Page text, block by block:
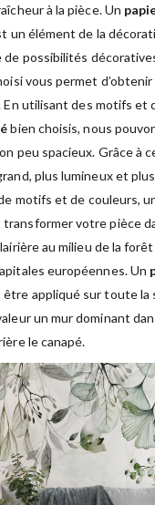
à la pièce. Un
un élément de la
possibilités
vous permet
utilisant des motifs et
bien choisis, nous
peu spacieux. Grâce à
plus lumineux et
motifs et de couleurs,
votre pièce
au milieu de la
européennes. Un
appliqué sur toute la
un mur dominant
le canapé.